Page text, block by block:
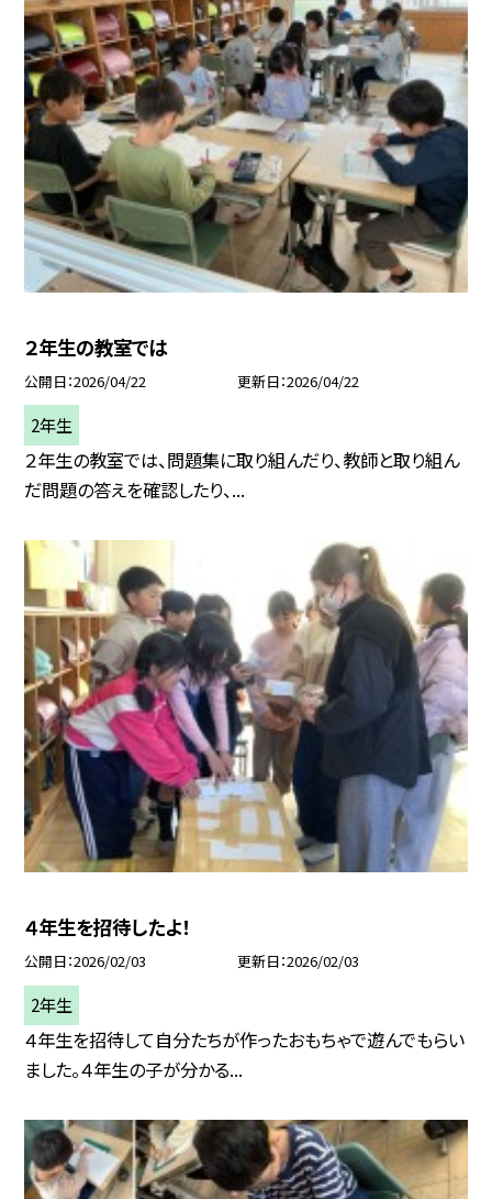
２年生の教室では
公開日 2026/04/22 更新日 2026/04/22
2年生
２年生の教室では、問題集に取り組んだり、教師と取り組ん
だ問題の答えを確認したり、...
４年生を招待したよ！
公開日 2026/02/03 更新日 2026/02/03
2年生
４年生を招待して自分たちが作ったおもちゃで遊んでもらい
ました。４年生の子が分かる...